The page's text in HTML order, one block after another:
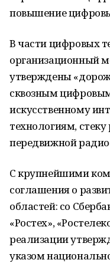
повышение
В части цифровых
организационный
утверждены
сквозным
искусственному
технологиям,
передвижной
С крупнейшими
соглашения о
областей: со
«Ростех»,
реализации
указом